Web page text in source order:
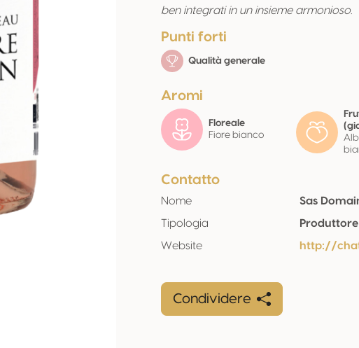
ben integrati in un insieme armonioso.
Punti forti
Qualità generale
Aromi
Floreale
Fiore bianco
Contatto
Nome
Sas
Tipologia
Produttore
Website
http://
Condividere